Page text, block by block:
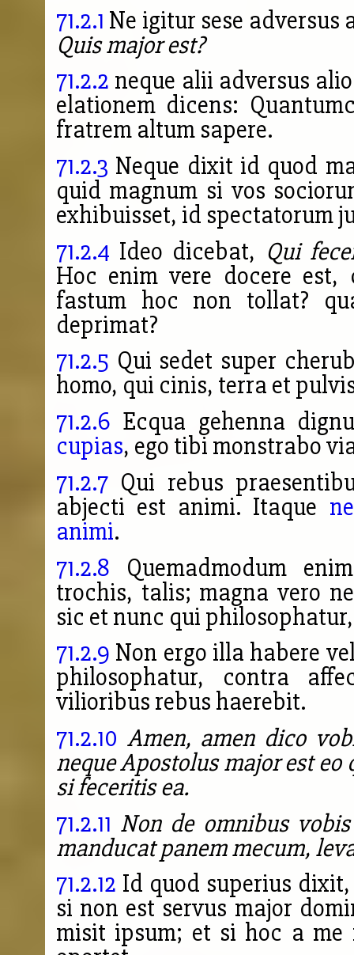
71.2.1 Ne igitur sese
Quis major est?
71.2.2 neque alii adversus
elationem dicens:
fratrem altum sapere.
71.2.3 Neque dixit id quod
quid magnum si vos
exhibuisset, id spectatorum
71.2.4 Ideo dicebat, Qui
Hoc enim vere docere est,
fastum hoc non tollat?
deprimat?
71.2.5 Qui sedet super
homo, qui cinis, terra et
71.2.6 Ecqua gehenna
cupias, ego tibi monstrabo
71.2.7Qui rebus
abjecti est animi. Itaque
animi.
71.2.8 Quemadmodum
trochis, talis; magna vero
sic et nunc qui
71.2.9 Non ergo illa habere
philosophatur, contra
vilioribus rebus haerebit.
71.2.10 Amen, amen dico
neque Apostolus major est
si feceritis ea.
71.2.11 Non de omnibus
manducat panem mecum,
71.2.12 Id quod superius
si non est servus major
misit ipsum; et si hoc a